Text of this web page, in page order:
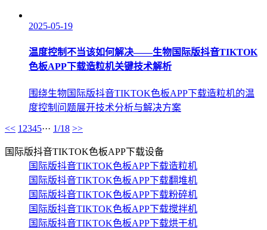
2025-05-19
温度控制不当该如何解决——生物国际版抖音TIKTOK
色板APP下载造粒机关键技术解析
围绕生物国际版抖音TIKTOK色板APP下载造粒机的温
度控制问题展开技术分析与解决方案
<< 1 2345··· 1/18 >>
国际版抖音TIKTOK色板APP下载设备
国际版抖音TIKTOK色板APP下载造粒机
国际版抖音TIKTOK色板APP下载翻堆机
国际版抖音TIKTOK色板APP下载粉碎机
国际版抖音TIKTOK色板APP下载搅拌机
国际版抖音TIKTOK色板APP下载烘干机